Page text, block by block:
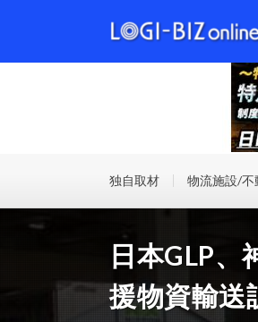
独自取材 物流施設/不
日本GLP、
援物資輸送